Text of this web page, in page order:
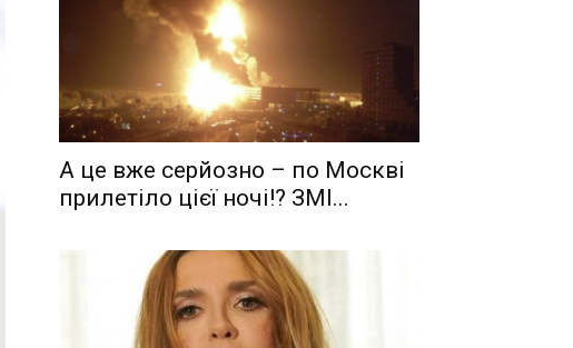
А це вже серйозно – по Москві
прилетіло цієї ночі!? ЗМІ...